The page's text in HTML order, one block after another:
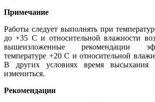
Примечание
Работы следует выполнять при
до +35 С и относительной влажности
вышеизложенные рекомендации
температуре +20 С и относительной
В других условиях время высыхания
измениться.
Рекомендации